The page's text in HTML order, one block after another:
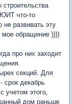
ЮИТ что-то
не развивать эту
мое обращение ))))
про них заходит
секций. Для
срок декабрь
учетом этого,
дом раньше